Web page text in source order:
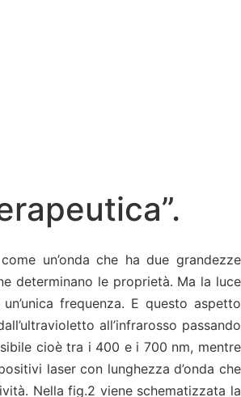
un’onda che ha due grandezze
determinano le proprietà. Ma la luce
frequenza. E questo aspetto
all’infrarosso passando
cioè tra i 400 e i 700 nm, mentre
laser con lunghezza d’onda che
Nella fig.2 viene schematizzata la